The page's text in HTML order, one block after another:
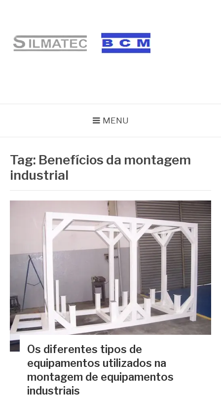
conteúdo
MENU
Tag: Benefícios da montagem
industrial
Os diferentes tipos de
equipamentos utilizados na
montagem de equipamentos
industriais